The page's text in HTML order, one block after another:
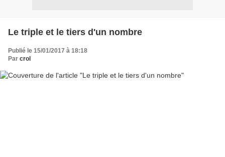
Le triple et le tiers d'un nombre
Publié le 15/01/2017 à 18:18
Par crol